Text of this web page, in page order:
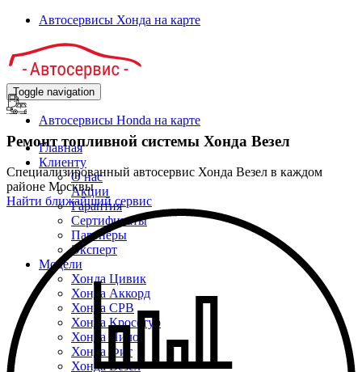
Автосервисы Хонда на карте
Toggle navigation
Автосервисы Honda на карте
Главная
Клиенту
О нас
Акции
Гарантия
Сертификаты
Партнёры
Эксперт
Модели
Хонда Цивик
Хонда Аккорд
Хонда СРВ
Хонда Кросстур
Хонда Пилот
Хонда Фит
Хонда Везел
Ремонт топливной системы Хонда Везел
Специализированный автосервис Хонда Везел в каждом
районе Москвы
Найти ближайший сервис